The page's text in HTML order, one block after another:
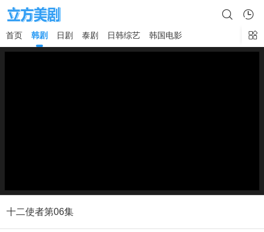
首页 韩剧 日剧 泰剧 日韩综艺 韩国电影
十二使者第06集